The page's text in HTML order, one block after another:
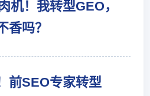
机！我转型GEO，
香吗？
前SEO专家转型